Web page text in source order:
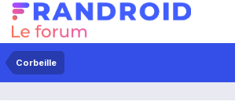
Corbeille